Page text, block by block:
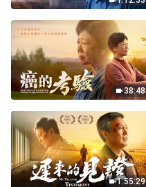
38:48
1:55:29